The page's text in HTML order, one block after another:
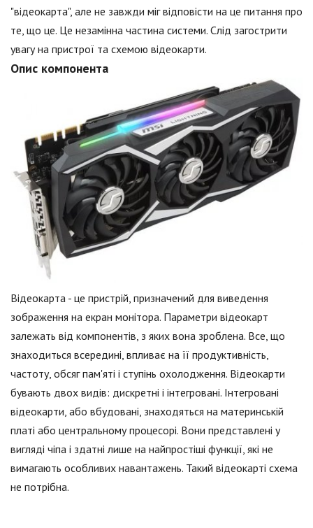
"відеокарта", але не завжди міг відповісти на це питання про
те, що це. Це незамінна частина системи. Слід загострити
увагу на пристрої та схемою відеокарти.
Опис компонента
Відеокарта - це пристрій, призначений для виведення
зображення на екран монітора. Параметри відеокарт
залежать від компонентів, з яких вона зроблена. Все, що
знаходиться всередині, впливає на її продуктивність,
частоту, обсяг пам'яті і ступінь охолодження. Відеокарти
бувають двох видів: дискретні і інтегровані. Інтегровані
відеокарти, або вбудовані, знаходяться на материнській
платі або центральному процесорі. Вони представлені у
вигляді чіпа і здатні лише на найпростіші функції, які не
вимагають особливих навантажень. Такий відеокарті схема
не потрібна.